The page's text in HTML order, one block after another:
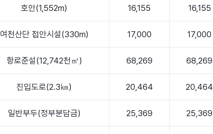
호안(1,552m) 16,155 16,155
여천산단 접안시설(330m) 17,000 17,000
항로준설(12,742천㎥) 68,269 68,269
진입도로(2.3㎞) 20,464 20,464
일반부두(정부분담금) 25,369 25,369